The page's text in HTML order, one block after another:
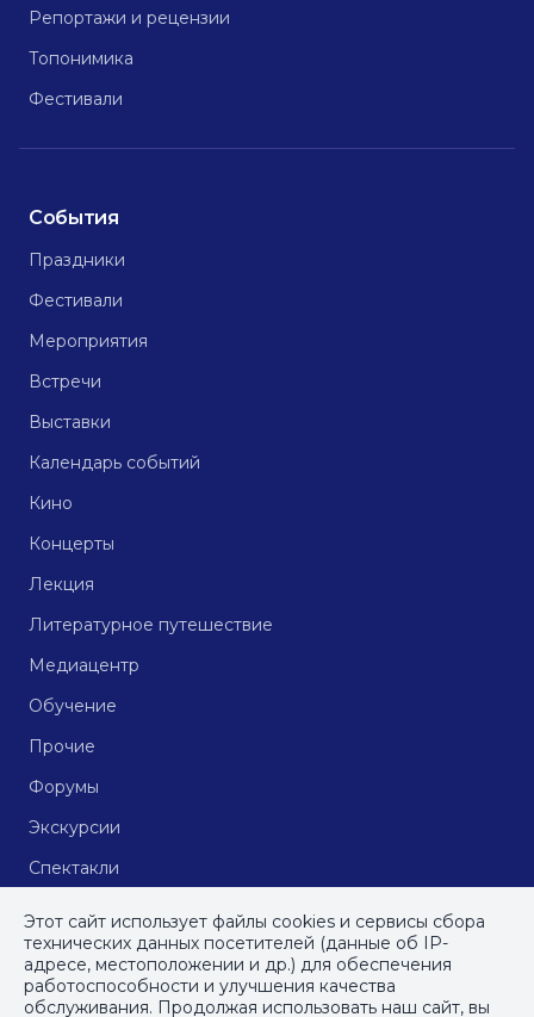
Репортажи и рецензии
Топонимика
Фестивали
События
Праздники
Фестивали
Мероприятия
Встречи
Выставки
Календарь событий
Кино
Концерты
Лекция
Литературное путешествие
Медиацентр
Обучение
Прочие
Форумы
Экскурсии
Спектакли
© СПб ГБУДПО«Институт культурных программ», 2023
Этот сайт использует файлы cookies и сервисы сбора
технических данных посетителей (данные об IP-
адресе, местоположении и др.) для обеспечения
работоспособности и улучшения качества
обслуживания. Продолжая использовать наш сайт, вы